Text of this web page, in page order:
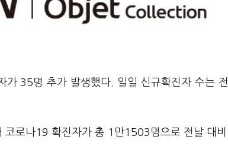
가 35명 추가 발생했다. 일일 신규확진자 수는
코로나19 확진자가 총 1만1503명으로 전날 대